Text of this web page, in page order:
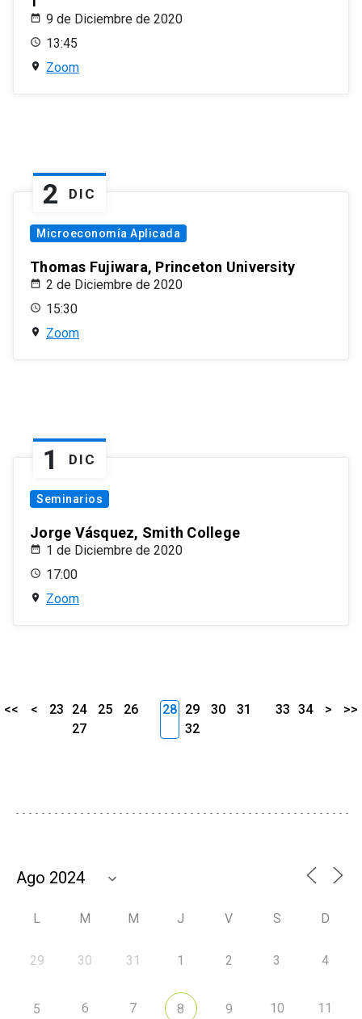
9 de Diciembre de 2020
13:45
Zoom
2 DIC
Microeconomía Aplicada
Thomas Fujiwara, Princeton University
2 de Diciembre de 2020
15:30
Zoom
1 DIC
Seminarios
Jorge Vásquez, Smith College
1 de Diciembre de 2020
17:00
Zoom
<< < 23 24 25
26
27
28 29 30
31
32
33 34 > >>
L M M J V S D
29 30 31 1 2 3 4
5 6 7 8 9 10 11